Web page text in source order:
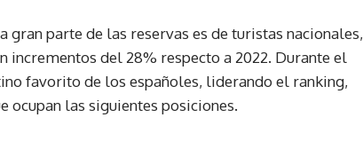
gran parte de las reservas es de turistas nacionales,
incrementos del 28% respecto a 2022. Durante el
favorito de los españoles, liderando el ranking,
ocupan las siguientes posiciones.